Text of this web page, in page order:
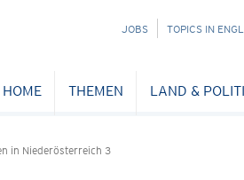
NAVIGATION
JOBS TOPICS IN
HOME THEMEN LAND &
in Niederösterreich 3